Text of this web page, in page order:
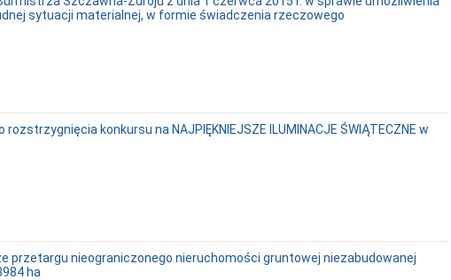
sytuacji materialnej, w formie świadczenia rzeczowego
konkursu na NAJPIĘKNIEJSZE ILUMINACJE ŚWIĄTECZNE w
przetargu nieograniczonego nieruchomości gruntowej niezabudowanej
ha